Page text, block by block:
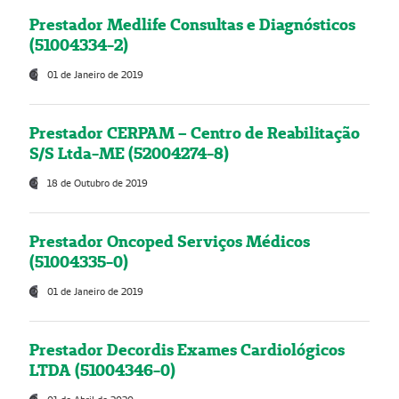
Prestador Medlife Consultas e Diagnósticos
(51004334-2)
01 de Janeiro de 2019
Prestador CERPAM – Centro de Reabilitação
S/S Ltda-ME (52004274-8)
18 de Outubro de 2019
Prestador Oncoped Serviços Médicos
(51004335-0)
01 de Janeiro de 2019
Prestador Decordis Exames Cardiológicos
LTDA (51004346-0)